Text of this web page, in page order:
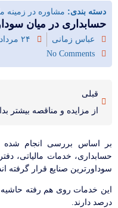
دسته بندی: مشاوره در زمینه
حسابداری در میان
عباس زمانی ۲۴ مرداد ۱۳۹۳
No Comments
قبلی
از مزایده و مناقصه بیشتر
حسابداری، خدمات مالیاتی،
سوداورترین صنایع قرار گرفته
درصد دارند.